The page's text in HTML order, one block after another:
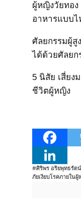
ผู้หญิงวัยทอง
อาหารแบบไ
ศัลยกรรมผู้สู
ได้ด้วยศัลยก
5 นิสัย เสี่ยง
ชีวิตผู้หญิง
#ศิริพร อริยพุทธรัตน์
ภัยเงียบโรคภายในผู้